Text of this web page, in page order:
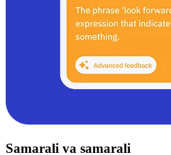
Samarali va samarali